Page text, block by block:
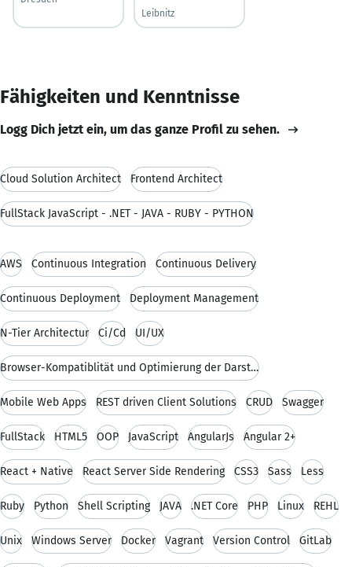
Leibnitz
Fähigkeiten und Kenntnisse
Logg Dich jetzt ein, um das ganze Profil zu sehen.
Cloud Solution Architect Frontend Architect
FullStack JavaScript - .NET - JAVA - RUBY - PYTHON
AWS Continuous Integration Continuous Delivery
Continuous Deployment Deployment Management
N-Tier Architectur Ci/Cd UI/UX
Browser-Kompatiblität und Optimierung der Darstell
Mobile Web Apps REST driven Client Solutions CRUD Swagger
FullStack HTML5 OOP JavaScript AngularJs Angular 2+
React + Native React Server Side Rendering CSS3 Sass Less
Ruby Python Shell Scripting JAVA .NET Core PHP Linux REHL
Unix Windows Server Docker Vagrant Version Control GitLab